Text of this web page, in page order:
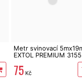
Metr svinovací
EXTOL PREMIUM 3155
75 Kč